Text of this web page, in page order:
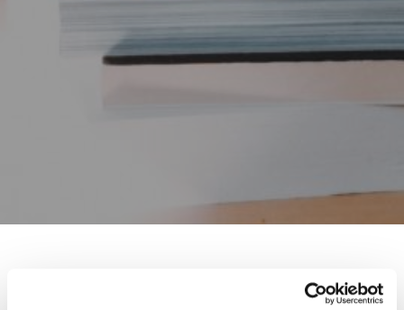
La chiusura di palestre e centri sportivi, lo smart working,